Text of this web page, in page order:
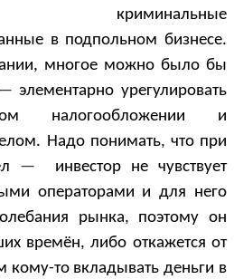
криминальные
в подпольном бизнесе.
многое можно было бы
элементарно урегулировать
налогообложении и
Надо понимать, что при
— инвестор не чувствует
операторами и для него
рынка, поэтому он
времён, либо откажется от
кому-то вкладывать деньги в